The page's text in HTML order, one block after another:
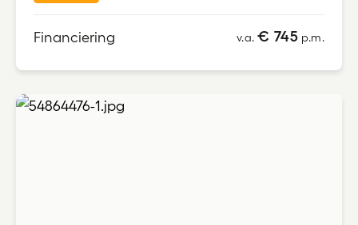
Financiering v.a. € 745 p.m.